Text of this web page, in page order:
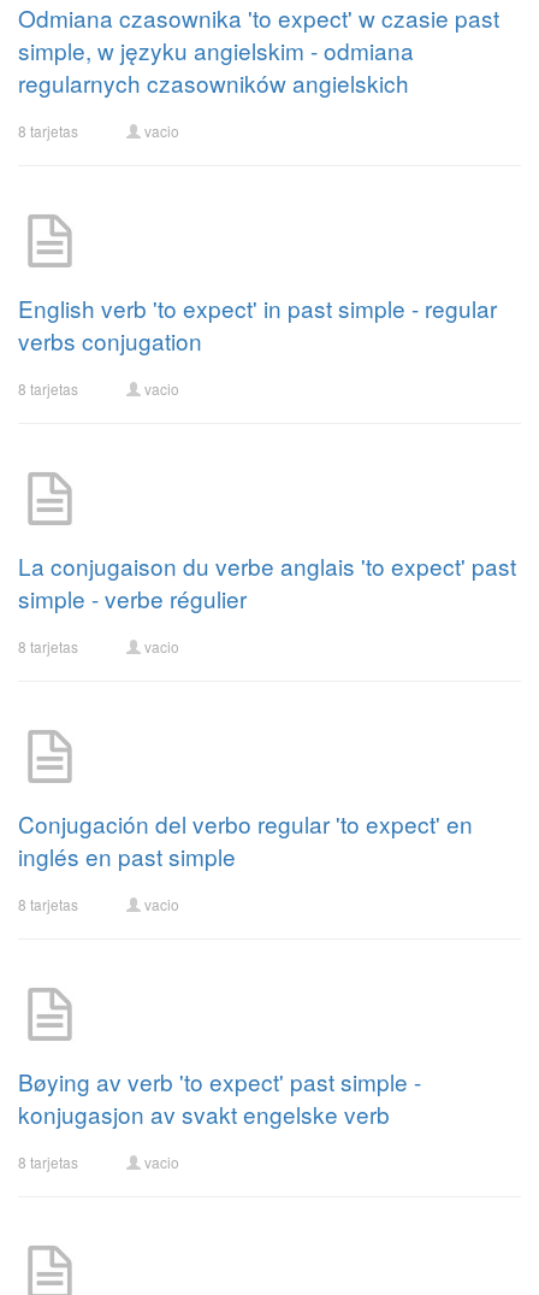
Odmiana czasownika 'to expect' w czasie past
simple, w języku angielskim - odmiana
regularnych czasowników angielskich
8 tarjetas vacio
English verb 'to expect' in past simple - regular
verbs conjugation
8 tarjetas vacio
La conjugaison du verbe anglais 'to expect' past
simple - verbe régulier
8 tarjetas vacio
Conjugación del verbo regular 'to expect' en
inglés en past simple
8 tarjetas vacio
Bøying av verb 'to expect' past simple -
konjugasjon av svakt engelske verb
8 tarjetas vacio